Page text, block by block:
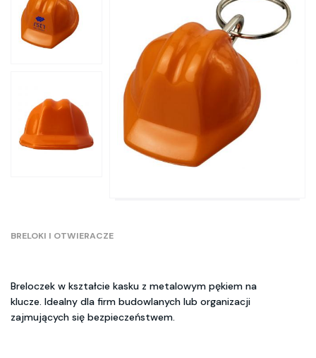
BRELOKI I OTWIERACZE
Breloczek w kształcie kasku z metalowym pękiem na
klucze. Idealny dla firm budowlanych lub organizacji
zajmujących się bezpieczeństwem.